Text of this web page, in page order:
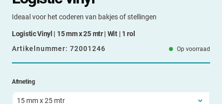
Ideaal voor het coderen van bakjes of stellingen
Logistic Vinyl | 15 mm x 25 mtr | Wit | 1 rol
Artikelnummer: 72001246 Op voorraad
Afmeting